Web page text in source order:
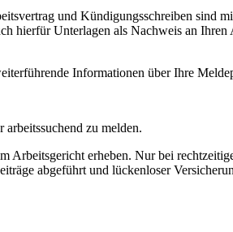
und Kündigungsschreiben sind
hierfür Unterlagen als Nachweis an Ihren
Informationen über Ihre
zu melden.
Arbeitsgericht erheben. Nur bei
abgeführt und lückenloser